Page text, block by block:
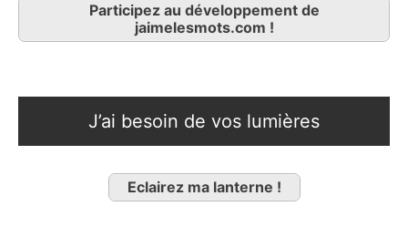
Participez au développement de
jaimelesmots.com !
J’ai besoin de vos lumières
Eclairez ma lanterne !